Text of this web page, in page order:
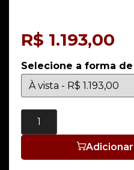
R$ 1.193,00
Selecione a forma